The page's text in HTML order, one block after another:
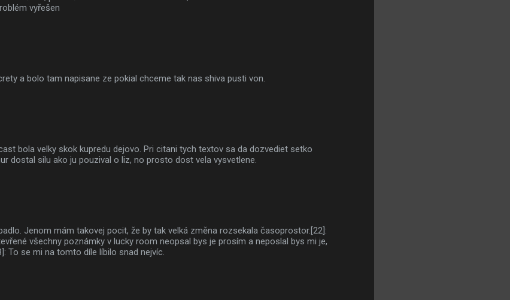
vyřešen
a bolo tam napisane ze pokial chceme tak nas shiva pusti von.
bola velky skok kupredu dejovo. Pri citani tych textov sa da dozvediet setko
dostal silu ako ju pouzival o liz, no prosto dost vela vysvetlene.
Jenom mám takovej pocit, že by tak velká změna rozsekala časoprostor.[22]:
všechny poznámky v lucky room neopsal bys je prosím a neposlal bys mi je,
To se mi na tomto díle líbilo snad nejvíc.